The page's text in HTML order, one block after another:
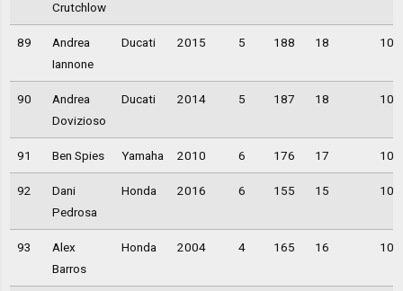
Crutchlow
89
Andrea
Iannone
Ducati 2015 5 188 18
90
Andrea
Dovizioso
Ducati 2014 5 187 18
91 Ben Spies Yamaha 2010 6 176 17
92
Dani
Pedrosa
Honda 2016 6 155 15
93
Alex
Barros
Honda 2004 4 165 16